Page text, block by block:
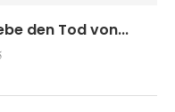
den Tod von...